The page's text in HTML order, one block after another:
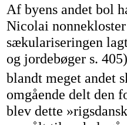
Af byens andet bol
Nicolai
sækulariseringen
og jordebøger s.
blandt meget andet
omgående delt den
blev dette